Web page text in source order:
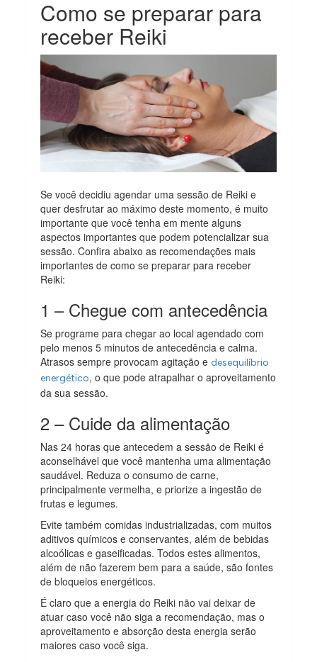
Como se preparar para
receber Reiki
Se você decidiu agendar uma sessão de Reiki e
quer desfrutar ao máximo deste momento, é muito
importante que você tenha em mente alguns
aspectos importantes que podem potencializar sua
sessão. Confira abaixo as recomendações mais
importantes de como se preparar para receber
Reiki:
1 – Chegue com antecedência
Se programe para chegar ao local agendado com
pelo menos 5 minutos de antecedência e calma.
Atrasos sempre provocam agitação edesequilíbrio
energético, o que pode atrapalhar o aproveitamento
da sua sessão.
2 – Cuide da alimentação
Nas 24 horas que antecedem a sessão de Reiki é
aconselhável que você mantenha uma alimentação
saudável. Reduza o consumo de carne,
principalmente vermelha, e priorize a ingestão de
frutas e legumes.
Evite também comidas industrializadas, com muitos
aditivos químicos e conservantes, além de bebidas
alcoólicas e gaseificadas. Todos estes alimentos,
além de não fazerem bem para a saúde, são fontes
de bloqueios energéticos.
É claro que a energia do Reiki não vai deixar de
atuar caso você não siga a recomendação, mas o
aproveitamento e absorção desta energia serão
maiores caso você siga.